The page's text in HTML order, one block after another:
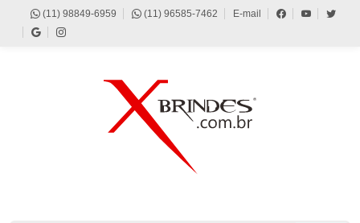
(11) 98849-6959 (11) 96585-7462 E-mail